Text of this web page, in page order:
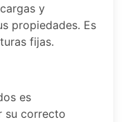
y
propiedades. Es
fijas.
es
su correcto